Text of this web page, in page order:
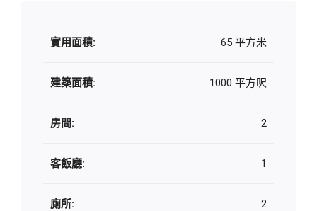
實用面積: 65 平方米
建築面積: 1000 平方呎
房間: 2
客飯廳: 1
廁所: 2